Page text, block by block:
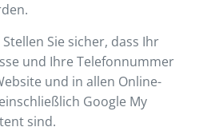
Sie sicher, dass Ihr
und Ihre Telefonnummer
und in allen Online-
Google My
sind.